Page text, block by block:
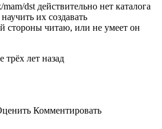
dst действительно нет каталога
их создавать
стороны читаю, или не умеет он
трёх лет назад
Комментировать